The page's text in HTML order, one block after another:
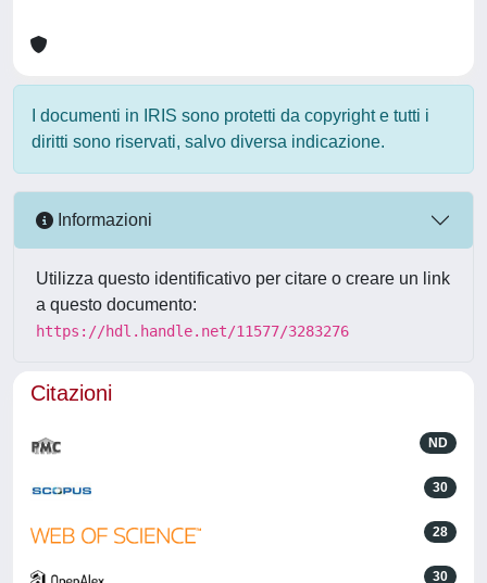
I documenti in IRIS sono protetti da copyright e tutti i
diritti sono riservati, salvo diversa indicazione.
Informazioni
Utilizza questo identificativo per citare o creare un link
a questo documento:
https://hdl.handle.net/11577/3283276
Citazioni
ND
30
28
30